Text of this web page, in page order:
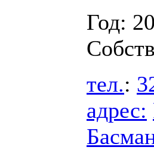
Год:
тел.:
адрес: